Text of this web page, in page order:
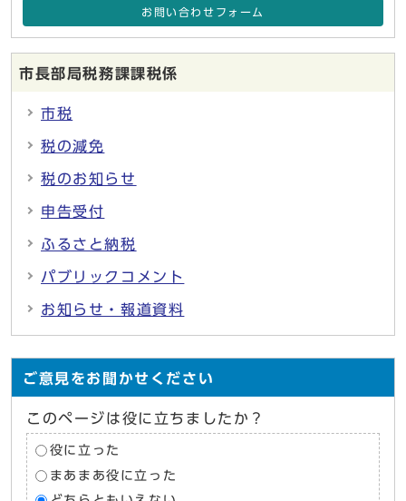
お問い合わせフォーム
市長部局税務課課税係
市税
税の減免
税のお知らせ
申告受付
ふるさと納税
パブリックコメント
お知らせ・報道資料
ご意見をお聞かせください
このページは役に立ちましたか？
役に立った
まあまあ役に立った